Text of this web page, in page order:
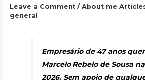
Leave a Comment / About me
general
Empresário de 47 anos
Marcelo Rebelo de Sousa
2026. Sem apoio de